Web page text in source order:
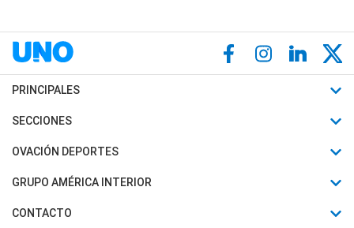
PRINCIPALES
Últimas Noticias
Política
Judiciales
SECCIONES
Horóscopo
Motores
OVACIÓN DEPORTES
Fútbol
Mundial
GRUPO AMÉRICA INTERIOR
Canal 7 en Vivo
CONTACTO